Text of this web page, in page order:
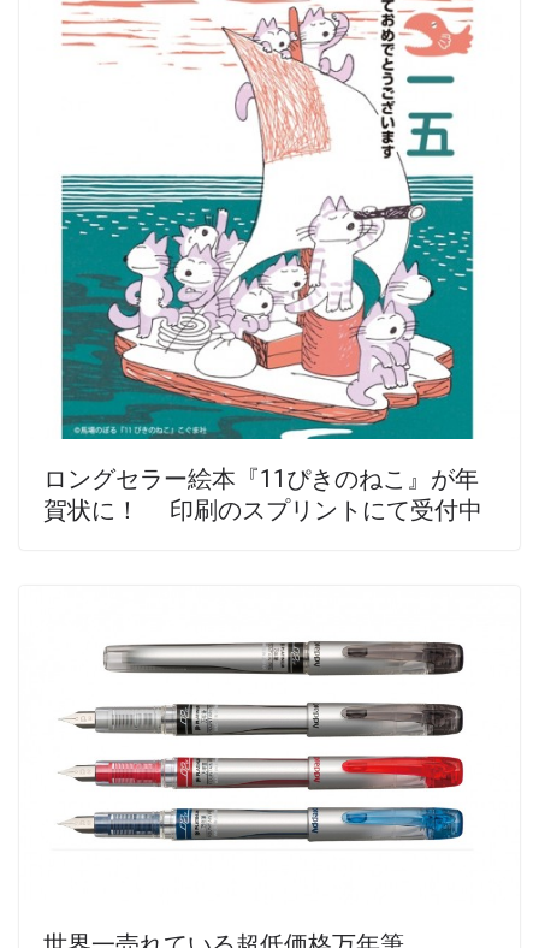
ロングセラー絵本『11ぴきのねこ』が年
賀状に！ 印刷のスプリントにて受付中